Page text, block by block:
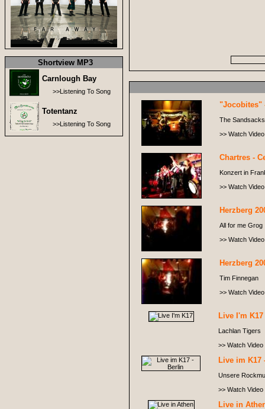
Shortview MP3
Carnlough Bay
>>Listening To Song
Totentanz
>>Listening To Song
"Jocobites"
The
>> Watch Video
Chartres -
Konzert in
>> Watch Video
Herzberg
All for me Grog
>> Watch Video
Herzberg
Tim Finnegan
>> Watch Video
Live I'm K17
Lachlan Tigers
>> Watch Video
Live im K17
Unsere
>> Watch Video
Live in